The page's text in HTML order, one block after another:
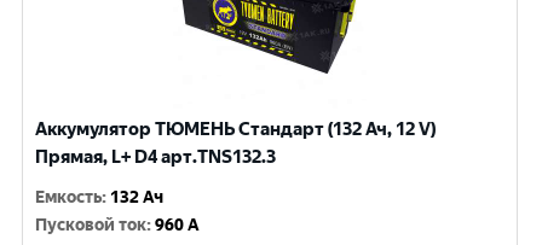
Аккумулятор ТЮМЕНЬ Стандарт (132 Ач, 12 V)
Прямая, L+ D4 арт.TNS132.3
Емкость: 132 Ач
Пусковой ток:960 A